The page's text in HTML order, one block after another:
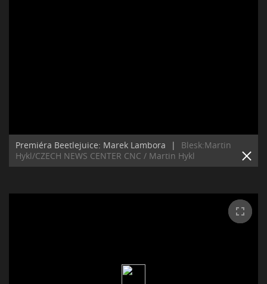
Premiéra Beetlejuice: Marek Lambora |
Blesk:Martin
Hykl/CZECH NEWS CENTER CNC / Martin Hykl